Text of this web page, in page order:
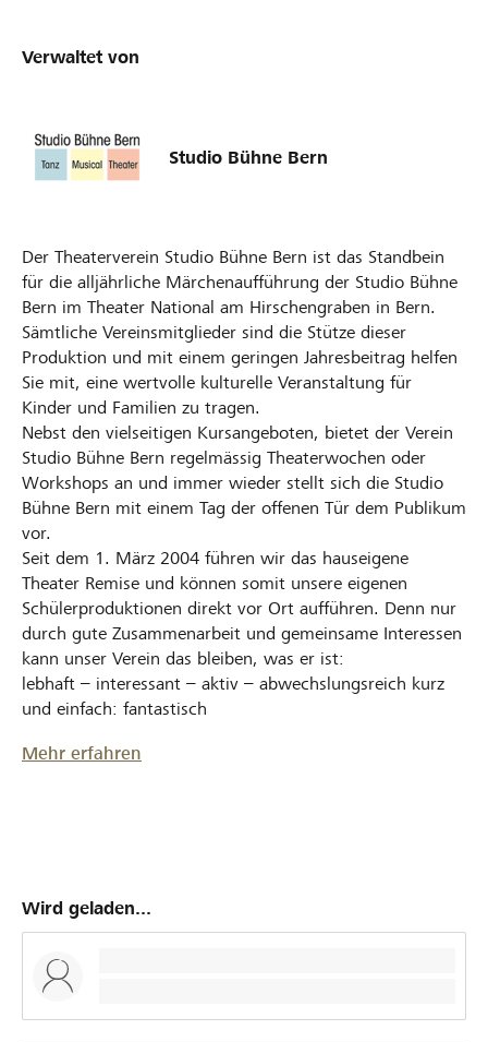
Verwaltet von
Studio Bühne Bern
Der Theaterverein Studio Bühne Bern ist das Standbein
für die alljährliche Märchenaufführung der Studio Bühne
Bern im Theater National am Hirschengraben in Bern.
Sämtliche Vereinsmitglieder sind die Stütze dieser
Produktion und mit einem geringen Jahresbeitrag helfen
Sie mit, eine wertvolle kulturelle Veranstaltung für
Kinder und Familien zu tragen.
Nebst den vielseitigen Kursangeboten, bietet der Verein
Studio Bühne Bern regelmässig Theaterwochen oder
Workshops an und immer wieder stellt sich die Studio
Bühne Bern mit einem Tag der offenen Tür dem Publikum
vor.
Seit dem 1. März 2004 führen wir das hauseigene
Theater Remise und können somit unsere eigenen
Schülerproduktionen direkt vor Ort aufführen. Denn nur
durch gute Zusammenarbeit und gemeinsame Interessen
kann unser Verein das bleiben, was er ist:
lebhaft – interessant – aktiv – abwechslungsreich kurz
und einfach: fantastisch
Mehr erfahren
Wird geladen...